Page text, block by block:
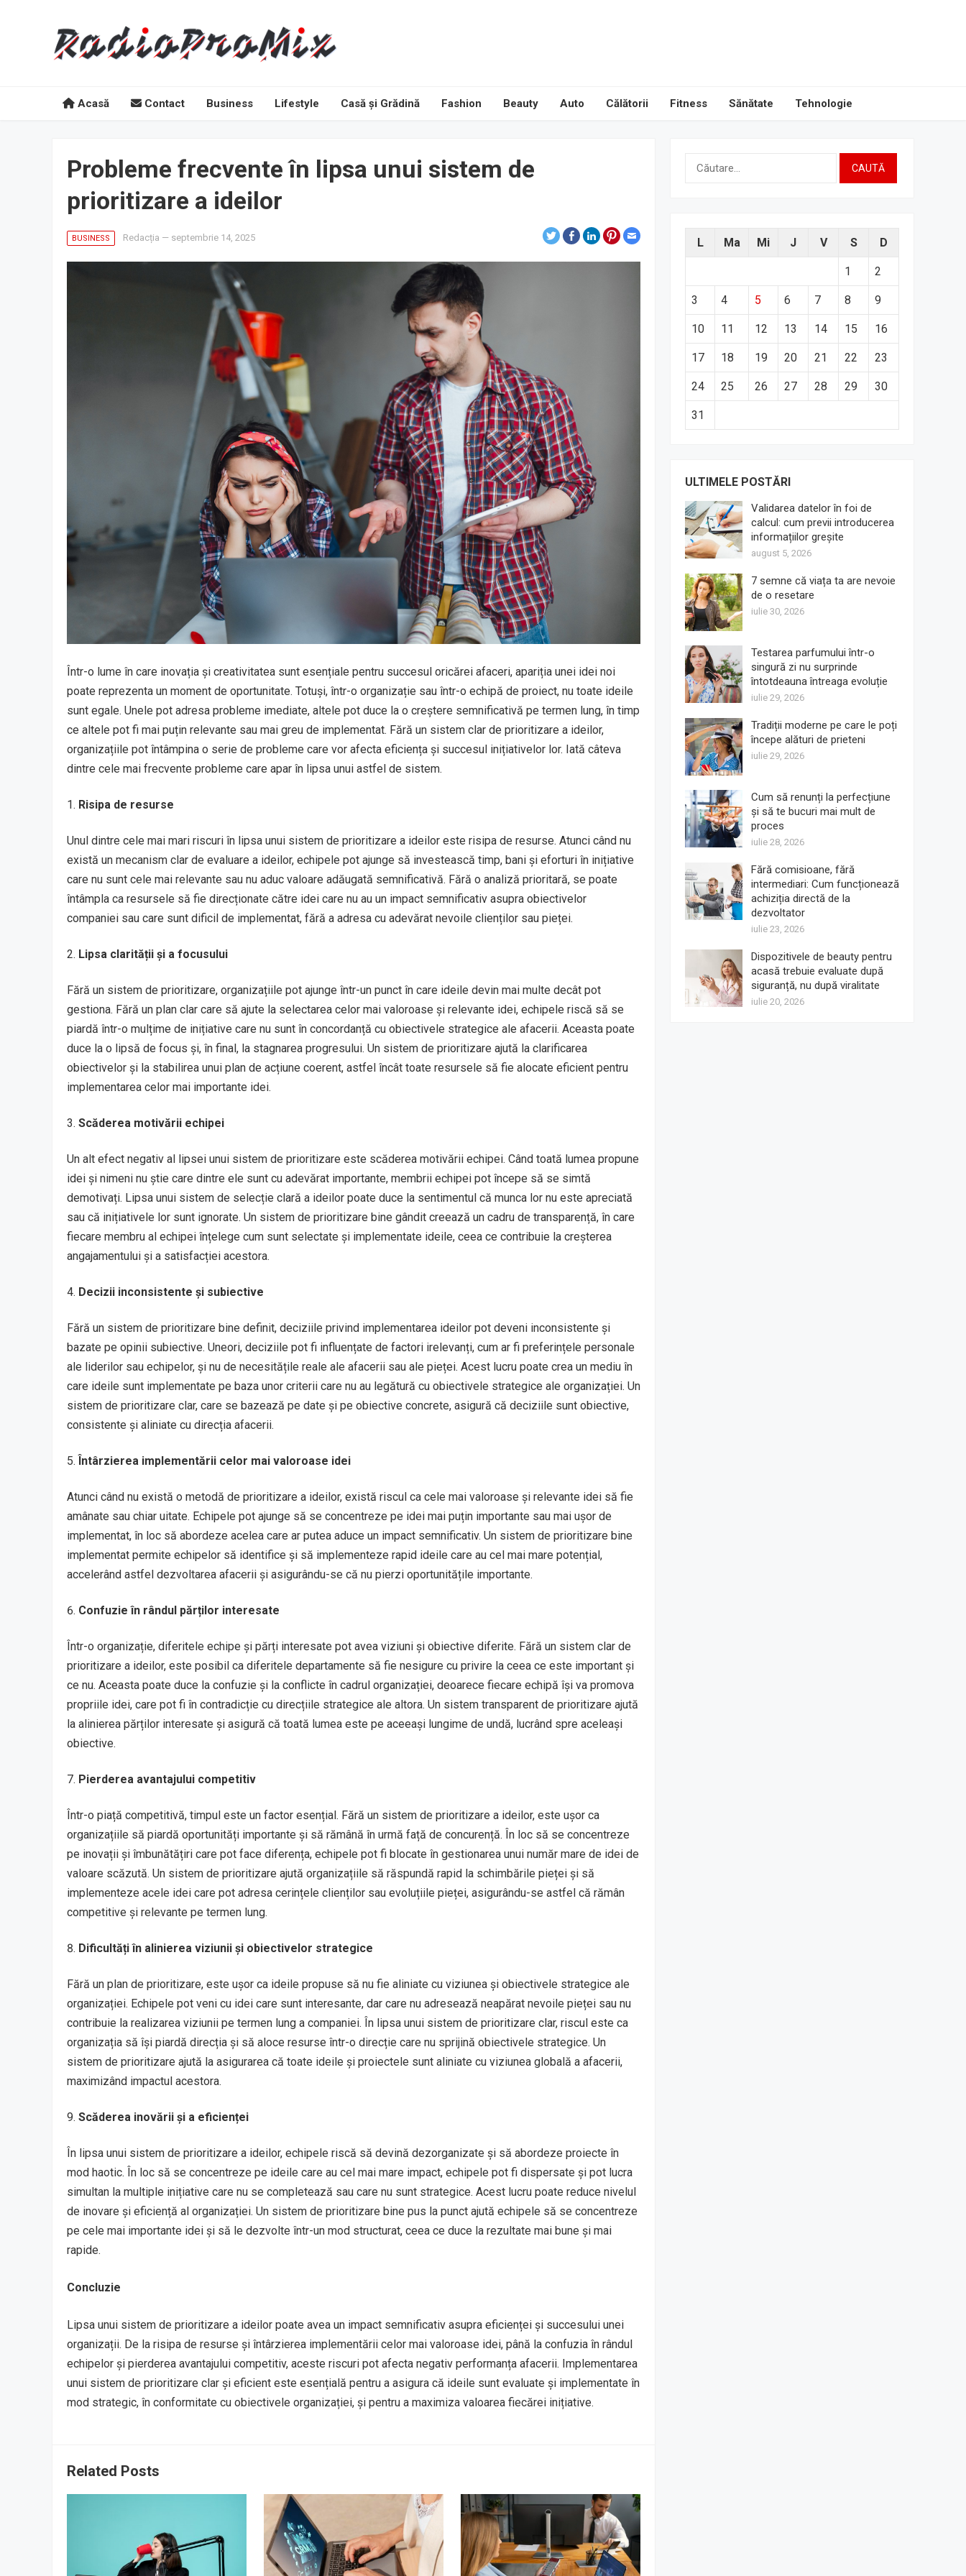
Acasă Contact Business Lifestyle Casă și Grădină Fashion Beauty Auto Călătorii Fitness Sănătate Tehnologie
Probleme frecvente în lipsa unui sistem de
prioritizare a ideilor
BUSINESS Redacția — septembrie 14, 2025
Într-o lume în care inovația și creativitatea sunt esențiale pentru succesul oricărei afaceri, apariția unei idei noi
poate reprezenta un moment de oportunitate. Totuși, într-o organizație sau într-o echipă de proiect, nu toate ideile
sunt egale. Unele pot adresa probleme imediate, altele pot duce la o creștere semnificativă pe termen lung, în timp
ce altele pot fi mai puțin relevante sau mai greu de implementat. Fără un sistem clar de prioritizare a ideilor,
organizațiile pot întâmpina o serie de probleme care vor afecta eficiența și succesul inițiativelor lor. Iată câteva
dintre cele mai frecvente probleme care apar în lipsa unui astfel de sistem.
Risipa de resurse
Unul dintre cele mai mari riscuri în lipsa unui sistem de prioritizare a ideilor este risipa de resurse. Atunci când nu
există un mecanism clar de evaluare a ideilor, echipele pot ajunge să investească timp, bani și eforturi în inițiative
care nu sunt cele mai relevante sau nu aduc valoare adăugată semnificativă. Fără o analiză prioritară, se poate
întâmpla ca resursele să fie direcționate către idei care nu au un impact semnificativ asupra obiectivelor
companiei sau care sunt dificil de implementat, fără a adresa cu adevărat nevoile clienților sau pieței.
Lipsa clarității și a focusului
Fără un sistem de prioritizare, organizațiile pot ajunge într-un punct în care ideile devin mai multe decât pot
gestiona. Fără un plan clar care să ajute la selectarea celor mai valoroase și relevante idei, echipele riscă să se
piardă într-o mulțime de inițiative care nu sunt în concordanță cu obiectivele strategice ale afacerii. Aceasta poate
duce la o lipsă de focus și, în final, la stagnarea progresului. Un sistem de prioritizare ajută la clarificarea
obiectivelor și la stabilirea unui plan de acțiune coerent, astfel încât toate resursele să fie alocate eficient pentru
implementarea celor mai importante idei.
Scăderea motivării echipei
Un alt efect negativ al lipsei unui sistem de prioritizare este scăderea motivării echipei. Când toată lumea propune
idei și nimeni nu știe care dintre ele sunt cu adevărat importante, membrii echipei pot începe să se simtă
demotivați. Lipsa unui sistem de selecție clară a ideilor poate duce la sentimentul că munca lor nu este apreciată
sau că inițiativele lor sunt ignorate. Un sistem de prioritizare bine gândit creează un cadru de transparență, în care
fiecare membru al echipei înțelege cum sunt selectate și implementate ideile, ceea ce contribuie la creșterea
angajamentului și a satisfacției acestora.
Decizii inconsistente și subiective
Fără un sistem de prioritizare bine definit, deciziile privind implementarea ideilor pot deveni inconsistente și
bazate pe opinii subiective. Uneori, deciziile pot fi influențate de factori irelevanți, cum ar fi preferințele personale
ale liderilor sau echipelor, și nu de necesitățile reale ale afacerii sau ale pieței. Acest lucru poate crea un mediu în
care ideile sunt implementate pe baza unor criterii care nu au legătură cu obiectivele strategice ale organizației. Un
sistem de prioritizare clar, care se bazează pe date și pe obiective concrete, asigură că deciziile sunt obiective,
consistente și aliniate cu direcția afacerii.
Întârzierea implementării celor mai valoroase idei
Atunci când nu există o metodă de prioritizare a ideilor, există riscul ca cele mai valoroase și relevante idei să fie
amânate sau chiar uitate. Echipele pot ajunge să se concentreze pe idei mai puțin importante sau mai ușor de
implementat, în loc să abordeze acelea care ar putea aduce un impact semnificativ. Un sistem de prioritizare bine
implementat permite echipelor să identifice și să implementeze rapid ideile care au cel mai mare potențial,
accelerând astfel dezvoltarea afacerii și asigurându-se că nu pierzi oportunitățile importante.
Confuzie în rândul părților interesate
Într-o organizație, diferitele echipe și părți interesate pot avea viziuni și obiective diferite. Fără un sistem clar de
prioritizare a ideilor, este posibil ca diferitele departamente să fie nesigure cu privire la ceea ce este important și
ce nu. Aceasta poate duce la confuzie și la conflicte în cadrul organizației, deoarece fiecare echipă își va promova
propriile idei, care pot fi în contradicție cu direcțiile strategice ale altora. Un sistem transparent de prioritizare ajută
la alinierea părților interesate și asigură că toată lumea este pe aceeași lungime de undă, lucrând spre aceleași
obiective.
Pierderea avantajului competitiv
Într-o piață competitivă, timpul este un factor esențial. Fără un sistem de prioritizare a ideilor, este ușor ca
organizațiile să piardă oportunități importante și să rămână în urmă față de concurență. În loc să se concentreze
pe inovații și îmbunătățiri care pot face diferența, echipele pot fi blocate în gestionarea unui număr mare de idei de
valoare scăzută. Un sistem de prioritizare ajută organizațiile să răspundă rapid la schimbările pieței și să
implementeze acele idei care pot adresa cerințele clienților sau evoluțiile pieței, asigurându-se astfel că rămân
competitive și relevante pe termen lung.
Dificultăți în alinierea viziunii și obiectivelor strategice
Fără un plan de prioritizare, este ușor ca ideile propuse să nu fie aliniate cu viziunea și obiectivele strategice ale
organizației. Echipele pot veni cu idei care sunt interesante, dar care nu adresează neapărat nevoile pieței sau nu
contribuie la realizarea viziunii pe termen lung a companiei. În lipsa unui sistem de prioritizare clar, riscul este ca
organizația să își piardă direcția și să aloce resurse într-o direcție care nu sprijină obiectivele strategice. Un
sistem de prioritizare ajută la asigurarea că toate ideile și proiectele sunt aliniate cu viziunea globală a afacerii,
maximizând impactul acestora.
Scăderea inovării și a eficienței
În lipsa unui sistem de prioritizare a ideilor, echipele riscă să devină dezorganizate și să abordeze proiecte în
mod haotic. În loc să se concentreze pe ideile care au cel mai mare impact, echipele pot fi dispersate și pot lucra
simultan la multiple inițiative care nu se completează sau care nu sunt strategice. Acest lucru poate reduce nivelul
de inovare și eficiență al organizației. Un sistem de prioritizare bine pus la punct ajută echipele să se concentreze
pe cele mai importante idei și să le dezvolte într-un mod structurat, ceea ce duce la rezultate mai bune și mai
rapide.
Concluzie
Lipsa unui sistem de prioritizare a ideilor poate avea un impact semnificativ asupra eficienței și succesului unei
organizații. De la risipa de resurse și întârzierea implementării celor mai valoroase idei, până la confuzia în rândul
echipelor și pierderea avantajului competitiv, aceste riscuri pot afecta negativ performanța afacerii. Implementarea
unui sistem de prioritizare clar și eficient este esențială pentru a asigura că ideile sunt evaluate și implementate în
mod strategic, în conformitate cu obiectivele organizației, și pentru a maximiza valoarea fiecărei inițiative.
Related Posts
Caută
L Ma Mi J V S D
1 2
3 4 5 6 7 8 9
10 11 12 13 14 15 16
17 18 19 20 21 22 23
24 25 26 27 28 29 30
31
ULTIMELE POSTĂRI
Validarea datelor în foi de
calcul: cum previi introducerea
informațiilor greșite
august 5, 2026
7 semne că viața ta are nevoie
de o resetare
iulie 30, 2026
Testarea parfumului într-o
singură zi nu surprinde
întotdeauna întreaga evoluție
iulie 29, 2026
Tradiții moderne pe care le poți
începe alături de prieteni
iulie 29, 2026
Cum să renunți la perfecțiune
și să te bucuri mai mult de
proces
iulie 28, 2026
Fără comisioane, fără
intermediari: Cum funcționează
achiziția directă de la
dezvoltator
iulie 23, 2026
Dispozitivele de beauty pentru
acasă trebuie evaluate după
siguranță, nu după viralitate
iulie 20, 2026